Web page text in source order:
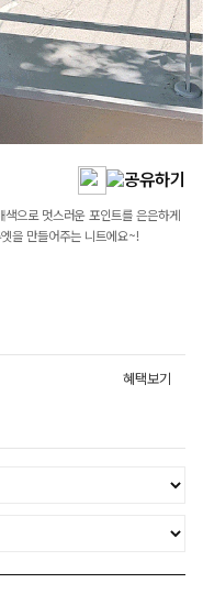
으로 멋스러운 포인트를 은은하게
을 만들어주는 니트에요~!
혜택보기